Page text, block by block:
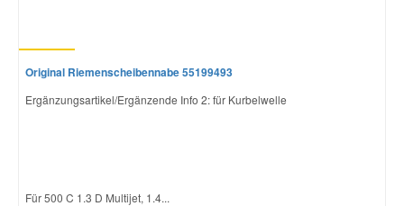
Original Riemenscheibennabe 55199493
Ergänzungsartikel/Ergänzende Info 2: für Kurbelwelle
Für 500 C 1.3 D Multijet, 1.4...